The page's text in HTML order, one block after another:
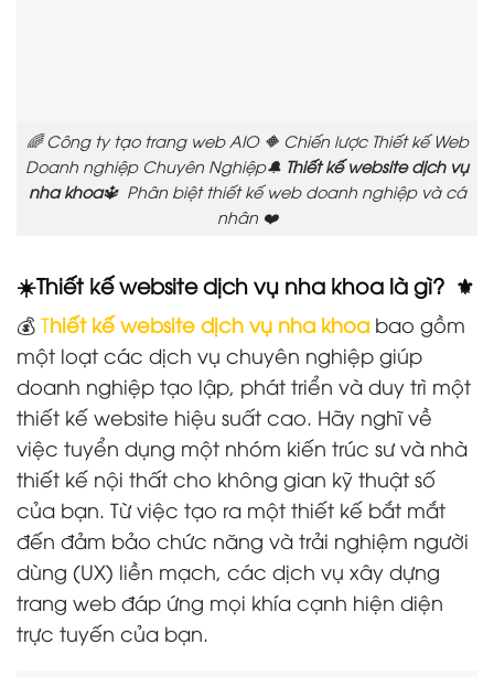
🌈 Công ty tạo trang web AIO 🔶 Chiến lược Thiết kế Web
Doanh nghiệp Chuyên Nghiệp🔔 Thiết kế website dịch vụ
nha khoa🔱 Phân biệt thiết kế web doanh nghiệp và cá
nhân ❤️
☀️Thiết kế website dịch vụ nha khoa là gì? ⚜️
💰 Thiết kế website dịch vụ nha khoa bao gồm
một loạt các dịch vụ chuyên nghiệp giúp
doanh nghiệp tạo lập, phát triển và duy trì một
thiết kế website hiệu suất cao. Hãy nghĩ về
việc tuyển dụng một nhóm kiến trúc sư và nhà
thiết kế nội thất cho không gian kỹ thuật số
của bạn. Từ việc tạo ra một thiết kế bắt mắt
đến đảm bảo chức năng và trải nghiệm người
dùng (UX) liền mạch, các dịch vụ xây dựng
trang web đáp ứng mọi khía cạnh hiện diện
trực tuyến của bạn.